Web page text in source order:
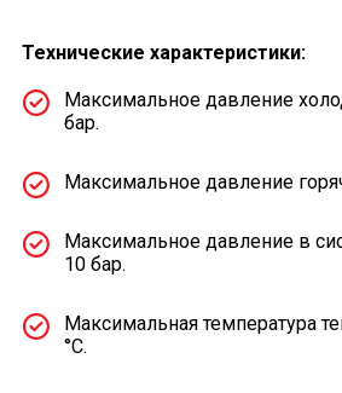
Технические характеристики:
Максимальное давление
бар.
Максимальное давление
Максимальное давление в
10 бар.
Максимальная температура
°С.